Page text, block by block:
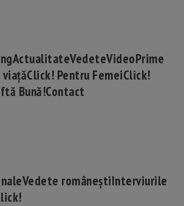
ActualitateVedeteVideoPrime
Click! Pentru FemeiClick!
Bună!Contact
Vedete româneștiInterviurile